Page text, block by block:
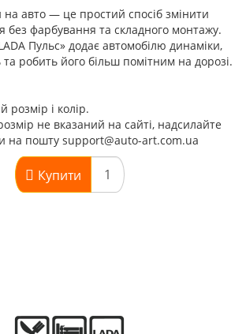
на авто — це простий спосіб змінити
без фарбування та складного монтажу.
Пульс» додає автомобілю динаміки,
та робить його більш помітним на дорозі.
розмір і колір.
не вказаний на сайті, надсилайте
на пошту support@auto-art.com.ua
Купити